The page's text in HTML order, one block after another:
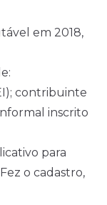
em 2018,
contribuinte
inscrito
para
o cadastro,